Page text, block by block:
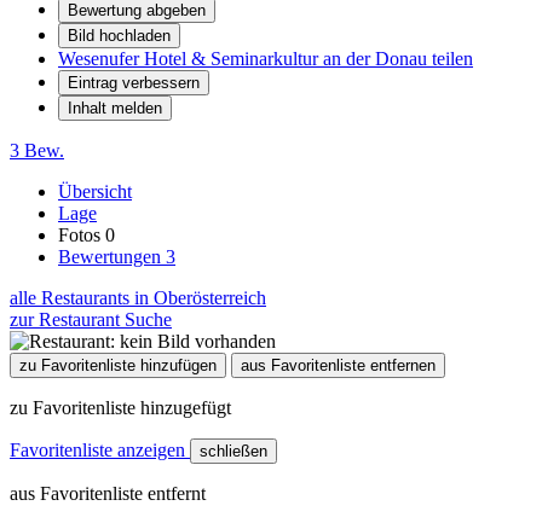
Bewertung abgeben
Bild hochladen
Wesenufer Hotel & Seminarkultur an der Donau teilen
Eintrag verbessern
Inhalt melden
3 Bew.
Übersicht
Lage
Fotos 0
Bewertungen 3
alle Restaurants in Oberösterreich
zur Restaurant Suche
zu Favoritenliste hinzufügen aus Favoritenliste entfernen
zu Favoritenliste hinzugefügt
Favoritenliste anzeigen schließen
aus Favoritenliste entfernt